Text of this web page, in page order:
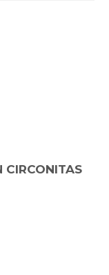
CIRCONITAS